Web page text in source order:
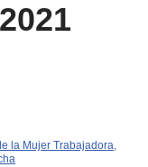
la Mujer Trabajadora,